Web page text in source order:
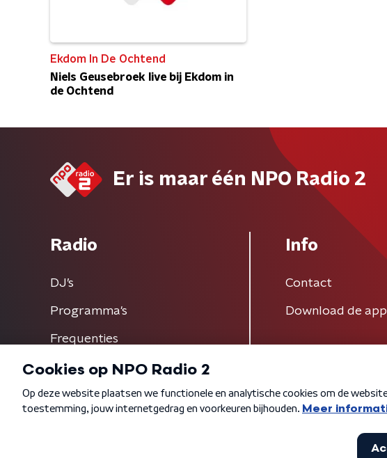
Ekdom In De Ochtend
Niels Geusebroek live bij Ekdom in
de Ochtend
Er is maar één NPO Radio 2
Radio
DJ’s
Programma's
Frequenties
Info
Contact
Download de app
Algemene voorwaarden Privacybeleid